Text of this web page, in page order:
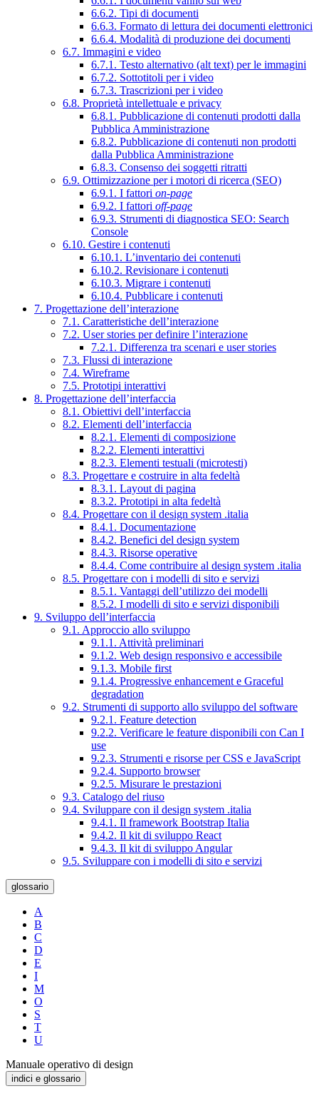
6.6.2. Tipi di documenti
6.6.3. Formato di lettura dei documenti elettronici
6.6.4. Modalità di produzione dei documenti
6.7. Immagini e video
6.7.1. Testo alternativo (alt text) per le immagini
6.7.2. Sottotitoli per i video
6.7.3. Trascrizioni per i video
6.8. Proprietà intellettuale e privacy
6.8.1. Pubblicazione di contenuti prodotti dalla
Pubblica Amministrazione
6.8.2. Pubblicazione di contenuti non prodotti
dalla Pubblica Amministrazione
6.8.3. Consenso dei soggetti ritratti
6.9. Ottimizzazione per i motori di ricerca (SEO)
6.9.1. I fattori on-page
6.9.2. I fattori off-page
6.9.3. Strumenti di diagnostica SEO: Search
Console
6.10. Gestire i contenuti
6.10.1. L’inventario dei contenuti
6.10.2. Revisionare i contenuti
6.10.3. Migrare i contenuti
6.10.4. Pubblicare i contenuti
7. Progettazione dell’interazione
7.1. Caratteristiche dell’interazione
7.2. User stories per definire l’interazione
7.2.1. Differenza tra scenari e user stories
7.3. Flussi di interazione
7.4. Wireframe
7.5. Prototipi interattivi
8. Progettazione dell’interfaccia
8.1. Obiettivi dell’interfaccia
8.2. Elementi dell’interfaccia
8.2.1. Elementi di composizione
8.2.2. Elementi interattivi
8.2.3. Elementi testuali (microtesti)
8.3. Progettare e costruire in alta fedeltà
8.3.1. Layout di pagina
8.3.2. Prototipi in alta fedeltà
8.4. Progettare con il design system .italia
8.4.1. Documentazione
8.4.2. Benefici del design system
8.4.3. Risorse operative
8.4.4. Come contribuire al design system .italia
8.5. Progettare con i modelli di sito e servizi
8.5.1. Vantaggi dell’utilizzo dei modelli
8.5.2. I modelli di sito e servizi disponibili
9. Sviluppo dell’interfaccia
9.1. Approccio allo sviluppo
9.1.1. Attività preliminari
9.1.2. Web design responsivo e accessibile
9.1.3. Mobile first
9.1.4. Progressive enhancement e Graceful
degradation
9.2. Strumenti di supporto allo sviluppo del software
9.2.1. Feature detection
9.2.2. Verificare le feature disponibili con Can I
use
9.2.3. Strumenti e risorse per CSS e JavaScript
9.2.4. Supporto browser
9.2.5. Misurare le prestazioni
9.3. Catalogo del riuso
9.4. Sviluppare con il design system .italia
9.4.1. Il framework Bootstrap Italia
9.4.2. Il kit di sviluppo React
9.4.3. Il kit di sviluppo Angular
9.5. Sviluppare con i modelli di sito e servizi
glossario
A
B
C
D
E
I
M
O
S
T
U
Manuale operativo di design
indici e glossario